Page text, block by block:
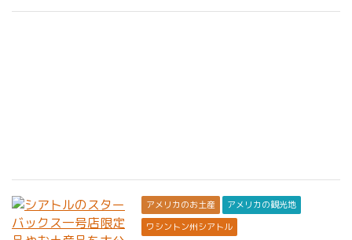
アメリカのお土産
アメリカの観光地
ワシントン州シアトル